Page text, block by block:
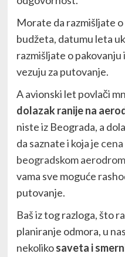
Morate da razmišljate
budžeta, datumu leta
razmišljate o pakovanju
vezuju za putovanje.
A avionski let povlači
dolazak ranije na
niste iz Beograda, a
da saznate i koja je
beogradskom
vama sve moguće
putovanje.
Baš iz tog razloga, što
planiranje odmora, u
nekolikosaveta i